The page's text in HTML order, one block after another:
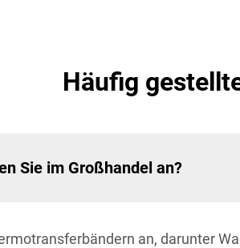
Häufig
Sie im Großhandel an?
an, darunter